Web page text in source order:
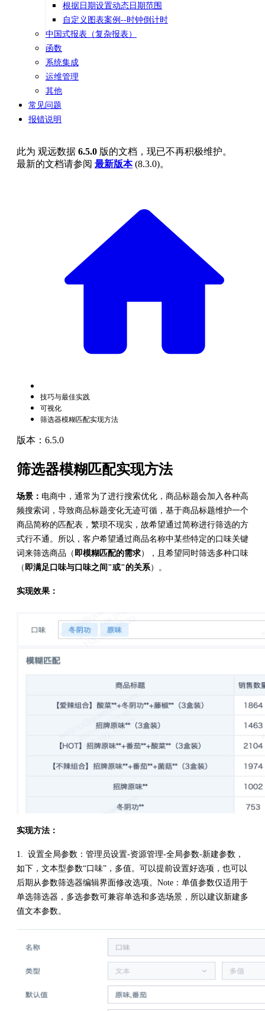
根据日期设置动态日期范围
自定义图表案例--时钟倒计时
中国式报表（复杂报表）
函数
系统集成
运维管理
其他
常见问题
报错说明
此为 观远数据 6.5.0 版的文档，现已不再积极维护。
最新的文档请参阅 最新版本(8.3.0)。
技巧与最佳实践
可视化
筛选器模糊匹配实现方法
版本：6.5.0
筛选器模糊匹配实现方法
场景： 电商中，通常为了进行搜索优化，商品标题会加入各种高
频搜索词，导致商品标题变化无迹可循，基于商品标题维护一个
商品简称的匹配表，繁琐不现实，故希望通过简称进行筛选的方
式行不通。所以，客户希望通过商品名称中某些特定的口味关键
词来筛选商品（即模糊匹配的需求），且希望同时筛选多种口味
（即满足口味与口味之间"或"的关系）。
实现效果：
实现方法：
1. 设置全局参数：管理员设置-资源管理-全局参数-新建参数，
如下，文本型参数“口味”，多值。可以提前设置好选项，也可以
后期从参数筛选器编辑界面修改选项。Note：单值参数仅适用于
单选筛选器，多选参数可兼容单选和多选场景，所以建议新建多
值文本参数。